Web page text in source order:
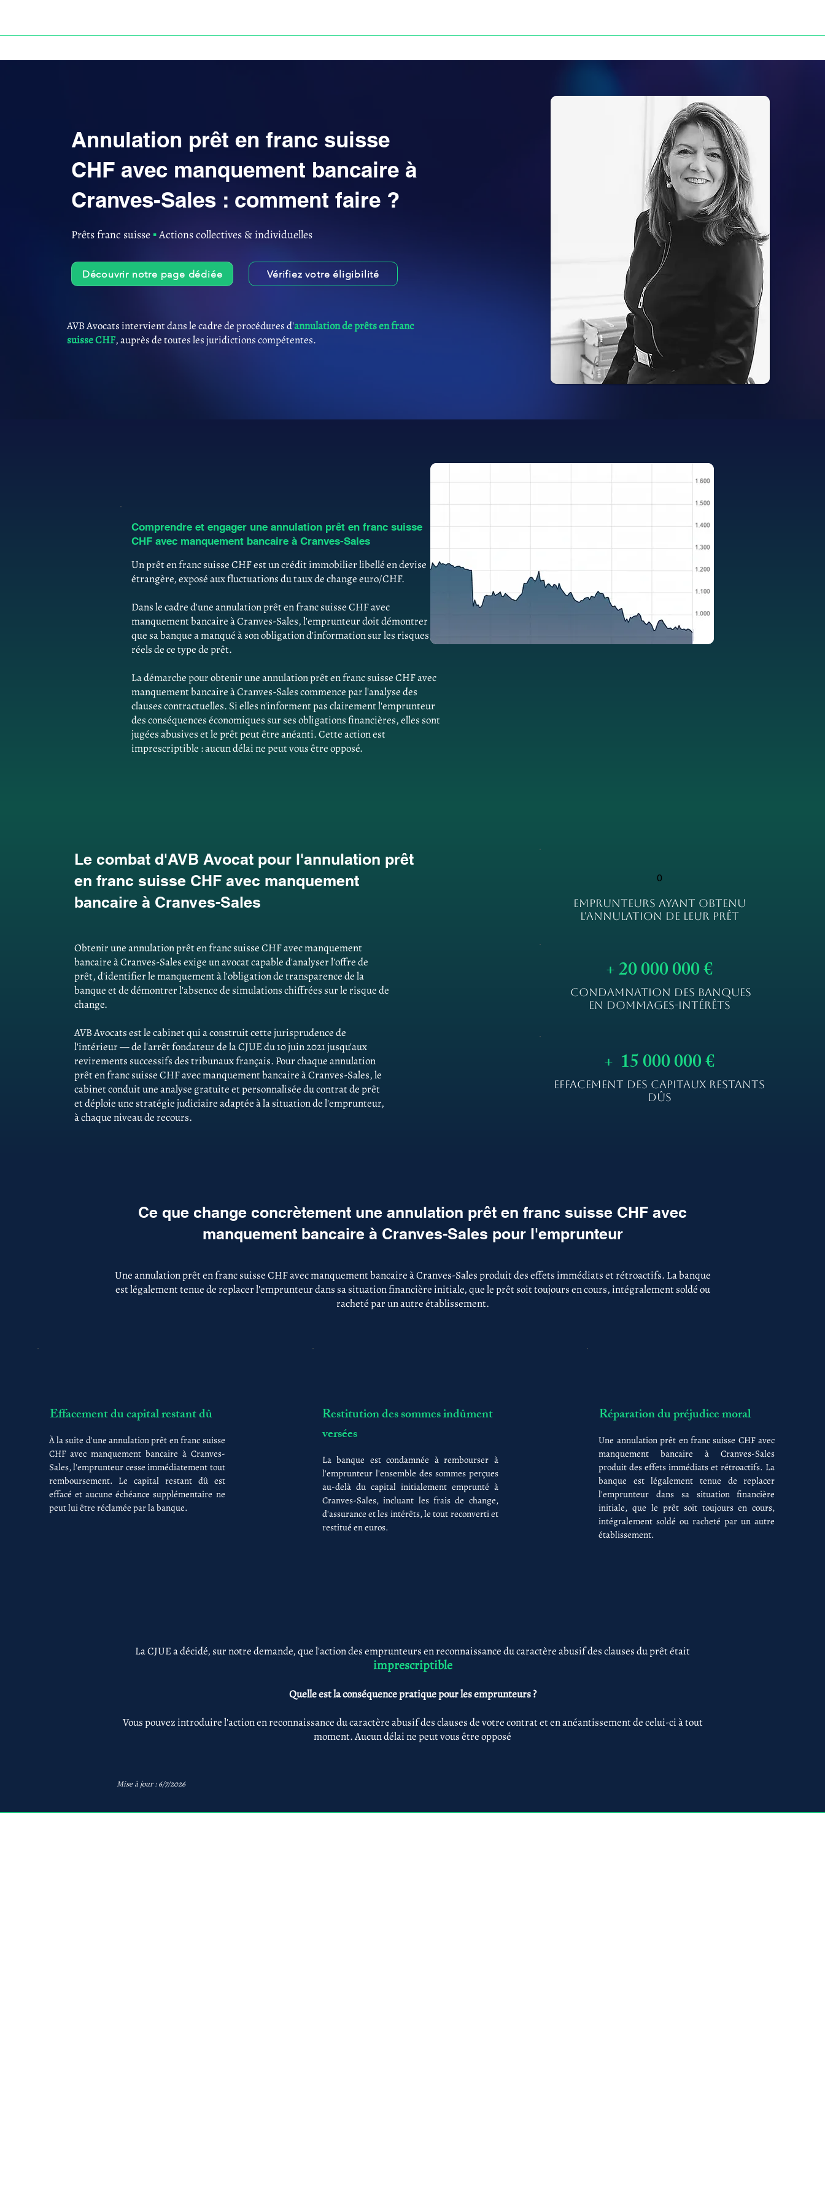
Annulation prêt en franc suisse
CHF avec manquement bancaire à
Cranves-Sales : comment faire ?
Prêts franc suisse ▪︎Actions collectives & individuelles
Découvrir notre page dédiée Vérifiez votre éligibilité
AVB Avocats intervient dans le cadre de procédures d'annulation de prêts en franc
suisse CHF, auprès de toutes les juridictions compétentes.
Comprendre et engager une annulation prêt en franc suisse
CHF avec manquement bancaire à Cranves-Sales
Un prêt en franc suisse CHF est un crédit immobilier libellé en devise
étrangère, exposé aux fluctuations du taux de change euro/CHF.
Dans le cadre d'une annulation prêt en franc suisse CHF avec
manquement bancaire à Cranves-Sales, l'emprunteur doit démontrer
que sa banque a manqué à son obligation d'information sur les risques
réels de ce type de prêt.
La démarche pour obtenir une annulation prêt en franc suisse CHF avec
manquement bancaire à Cranves-Sales commence par l'analyse des
clauses contractuelles. Si elles n'informent pas clairement l'emprunteur
des conséquences économiques sur ses obligations financières, elles sont
jugées abusives et le prêt peut être anéanti. Cette action est
imprescriptible : aucun délai ne peut vous être opposé.
Le combat d'AVB Avocat pour l'annulation prêt
en franc suisse CHF avec manquement
bancaire à Cranves-Sales
Obtenir une annulation prêt en franc suisse CHF avec manquement
bancaire à Cranves-Sales exige un avocat capable d'analyser l'offre de
prêt, d'identifier le manquement à l'obligation de transparence de la
banque et de démontrer l'absence de simulations chiffrées sur le risque de
change.
AVB Avocats est le cabinet qui a construit cette jurisprudence de
l'intérieur — de l'arrêt fondateur de la CJUE du 10 juin 2021 jusqu'aux
revirements successifs des tribunaux français. Pour chaque annulation
prêt en franc suisse CHF avec manquement bancaire à Cranves-Sales, le
cabinet conduit une analyse gratuite et personnalisée du contrat de prêt
et déploie une stratégie judiciaire adaptée à la situation de l'emprunteur,
à chaque niveau de recours.
0
EMPRUNTEURS AYANT OBTENU
L'ANNULATION DE LEUR PRÊT
+ 20 000 000 €
CONDAMNATION DES BANQUES
EN DOMMAGES-INTÉRÊTS
+ 15 000 000 €
EFFACEMENT DES CAPITAUX RESTANTS
DÛS
Ce que change concrètement une annulation prêt en franc suisse CHF avec
manquement bancaire à Cranves-Sales pour l'emprunteur
Une annulation prêt en franc suisse CHF avec manquement bancaire à Cranves-Sales produit des effets immédiats et rétroactifs. La banque
est légalement tenue de replacer l'emprunteur dans sa situation financière initiale, que le prêt soit toujours en cours, intégralement soldé ou
racheté par un autre établissement.
Effacement du capital restant dû
À la suite d'une annulation prêt en franc suisse
CHF avec manquement bancaire à Cranves-
Sales, l'emprunteur cesse immédiatement tout
remboursement. Le capital restant dû est
effacé et aucune échéance supplémentaire ne
peut lui être réclamée par la banque.
Restitution des sommes indûment
versées
La banque est condamnée à rembourser à
l'emprunteur l'ensemble des sommes perçues
au-delà du capital initialement emprunté à
Cranves-Sales, incluant les frais de change,
d'assurance et les intérêts, le tout reconverti et
restitué en euros.
Réparation du préjudice moral
Une annulation prêt en franc suisse CHF avec
manquement bancaire à Cranves-Sales
produit des effets immédiats et rétroactifs. La
banque est légalement tenue de replacer
l'emprunteur dans sa situation financière
initiale, que le prêt soit toujours en cours,
intégralement soldé ou racheté par un autre
établissement.
La CJUE a décidé, sur notre demande, que l'action des emprunteurs en reconnaissance du caractère abusif des clauses du prêt était
imprescriptible
Quelle est la conséquence pratique pour les emprunteurs ?
Vous pouvez introduire l'action en reconnaissance du caractère abusif des clauses de votre contrat et en anéantissement de celui-ci à tout
moment. Aucun délai ne peut vous être opposé
Mise à jour : 6/7/2026